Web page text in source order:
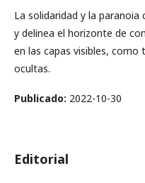
La solidaridad y la
y delinea el horizonte de
en las capas visibles, como
ocultas.
Publicado: 2022-10-30
Editorial